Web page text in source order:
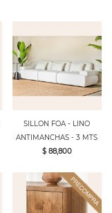
SILLON FOA - LINO
ANTIMANCHAS - 3 MTS
$ 88,800